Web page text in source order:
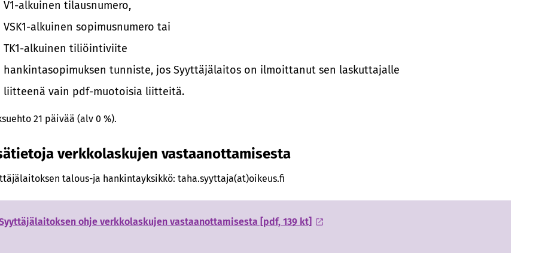
V1-alkuinen tilausnumero,
VSK1-alkuinen sopimusnumero tai
TK1-alkuinen tiliöintiviite
hankintasopimuksen tunniste, jos Syyttäjälaitos on ilmoittanut sen laskuttajalle
liitteenä vain pdf-muotoisia liitteitä.
21 päivää (alv 0 %).
verkkolaskujen vastaanottamisesta
talous-ja hankintayksikkö: taha.syyttaja(at)oikeus.fi
ohje verkkolaskujen vastaanottamisesta [pdf, 139 kt]